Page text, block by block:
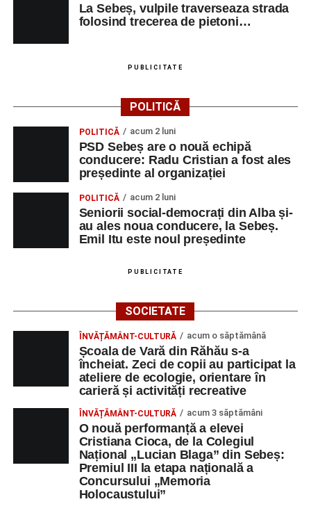
La Sebeș, vulpile traverseaza strada
folosind trecerea de pietoni…
PUBLICITATE
POLITICĂ
POLITICĂ acum 2 luni
PSD Sebeș are o nouă echipă
conducere: Radu Cristian a fost ales
președinte al organizației
POLITICĂ acum 2 luni
Seniorii social-democrați din Alba și-
au ales noua conducere, la Sebeș.
Emil Itu este noul președinte
PUBLICITATE
SOCIETATE
ÎNVĂȚĂMÂNT-CULTURĂ acum o săptămână
Școala de Vară din Răhău s-a
încheiat. Zeci de copii au participat la
ateliere de ecologie, orientare în
carieră și activități recreative
ÎNVĂȚĂMÂNT-CULTURĂ acum 3 săptămâni
O nouă performanță a elevei
Cristiana Cioca, de la Colegiul
Național „Lucian Blaga” din Sebeș:
Premiul III la etapa națională a
Concursului „Memoria
Holocaustului”